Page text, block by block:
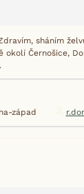
sháním
okolí Černošice,
západ